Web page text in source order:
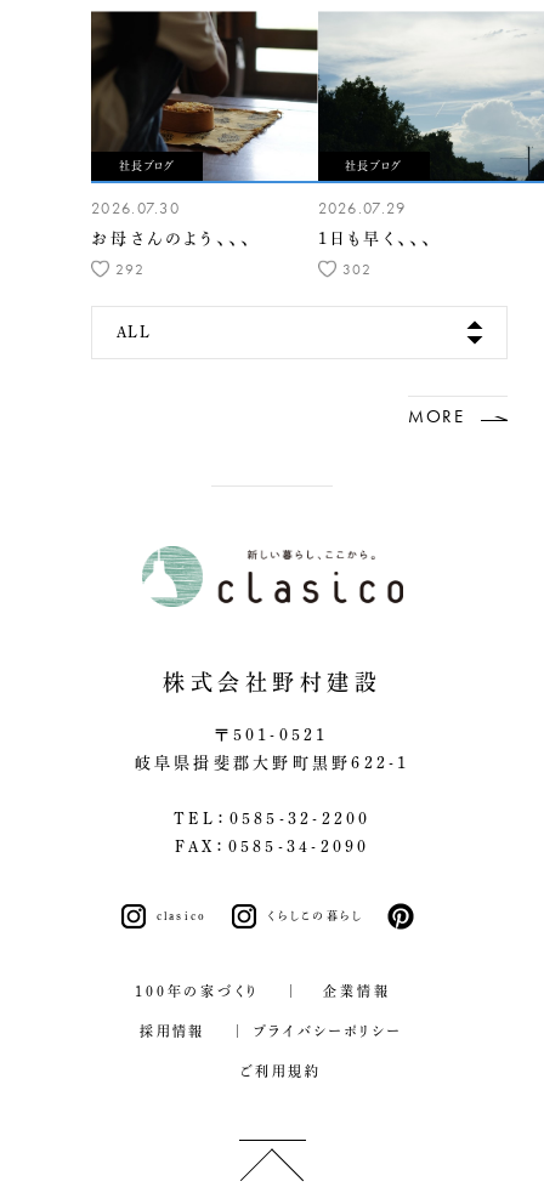
社長ブログ
2026.07.30
お母さんのよう、、、
292
社長ブログ
2026.07.29
1日も早く、、、
302
ALL
MORE
株式会社野村建設
〒501-0521
岐阜県揖斐郡大野町黒野622-1
TEL：0585-32-2200
FAX：0585-34-2090
clasico くらしこの暮らし
100年の家づくり 企業情報
採用情報 プライバシーポリシー
ご利用規約